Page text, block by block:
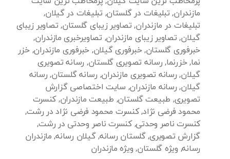
مازندران, تبلیغات در گلستان, تبلیغات در گیلان,
تبلیغات در مازندران, تصاویر زیبای گلستان, تصاویر زیبای
گیلان, تصاویر زیبای مازندران, تصاویرخبری مازندران,
خبرفوری گلستان,خبرفوری گیلان, خبرفوری مازندران,خزر
نما,خزرنما, رسانه تصویری گلستان, رسانه تصویری
گیلان, رسانه تصویری مازندران, رسانه گلستان, رسانه
گیلان, رسانه مازندران, سایت اختصاصی گزارش
تصویری, طبیعت گلستان, طبیعت مازندران,کنسرت
محمود فرضی نژاد,کنسرت محمود فرضی نژاد در رشت,
کنسرت ناصر وحدتی,کنسرت ناصر وحدتی در رشت,
گزارش تصویری,گلستان رسانه,گیلان رسانه, مازندران
رسانه, ویژه گلستان, ویژه مازندران